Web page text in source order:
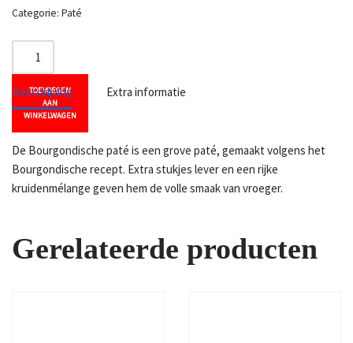
TOEVOEGEN
AAN
WINKELWAGEN
Categorie: Paté
Beschrijving Extra informatie
De Bourgondische paté is een grove paté, gemaakt volgens het
Bourgondische recept. Extra stukjes lever en een rijke
kruidenmélange geven hem de volle smaak van vroeger.
Gerelateerde producten